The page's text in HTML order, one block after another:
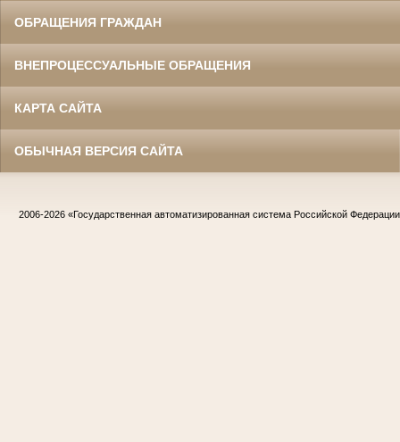
ОБРАЩЕНИЯ ГРАЖДАН
ВНЕПРОЦЕССУАЛЬНЫЕ ОБРАЩЕНИЯ
КАРТА САЙТА
ОБЫЧНАЯ ВЕРСИЯ САЙТА
2006-2026 «Государственная автоматизированная система Российской